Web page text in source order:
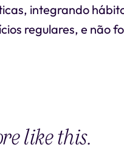
integrando
regulares, e não
like this.